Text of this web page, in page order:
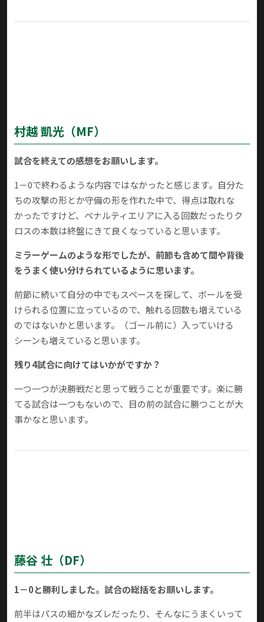
村越 凱光 （MF）
試合を終えての感想をお願いします。
1－0で終わるような内容ではなかったと感じます。自分た
ちの攻撃の形とか守備の形を作れた中で、得点は取れな
かったですけど、ペナルティエリアに入る回数だったりク
ロスの本数は終盤にきて良くなっていると思います。
ミラーゲームのような形でしたが、前節も含めて間や背後
をうまく使い分けられているように思います。
前節に続いて自分の中でもスペースを探して、ボールを受
けられる位置に立っているので、触れる回数も増えている
のではないかと思います。（ゴール前に）入っていける
シーンも増えていると思います。
残り4試合に向けてはいかがですか？
一つ一つが決勝戦だと思って戦うことが重要です。楽に勝
てる試合は一つもないので、目の前の試合に勝つことが大
事かなと思います。
藤谷 壮 （DF）
1－0と勝利しました。試合の総括をお願いします。
前半はパスの細かなズレだったり、そんなにうまくいって